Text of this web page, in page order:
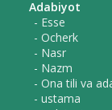
Adabiyot
- Esse
- Ocherk
- Nasr
- Nazm
- Ona tili va
- ustama